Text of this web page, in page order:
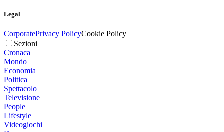
Legal
CorporatePrivacy PolicyCookie Policy
Sezioni
Cronaca
Mondo
Economia
Politica
Spettacolo
Televisione
People
Lifestyle
Videogiochi